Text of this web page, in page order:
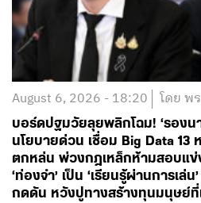
August 6, 2026 - 18:20 โดย พ
บอร์ดปฐมวัยลุยพลิกโฉม! ‘รอง
นโยบายด่วน เชื่อม Big Data 13
ตกหล่น พ่วงกฎเหล็กห้ามสอบแข่
‘ท่องจำ’ เป็น ‘เรียนรู้ผ่านการเล่
กดดัน หวังปูทางสร้างทุนมนุษย์